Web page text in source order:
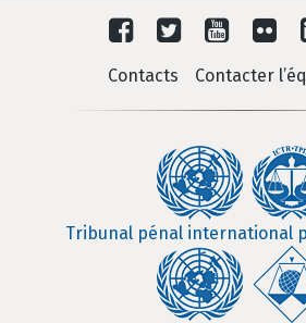
Contacts Contacter
Tribunal pénal international